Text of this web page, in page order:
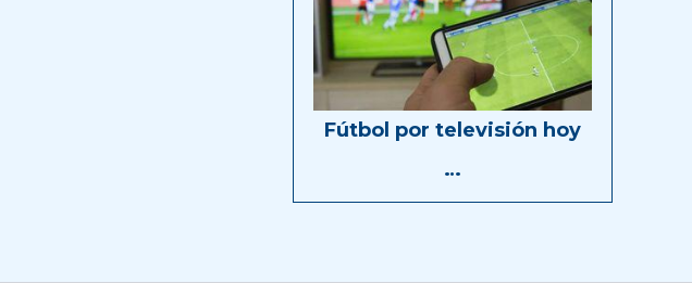
Fútbol por televisión hoy
…